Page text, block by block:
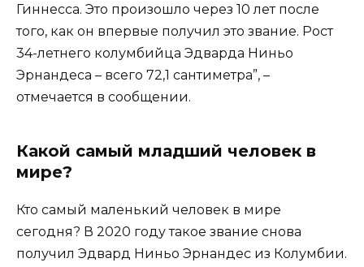
Гиннесса. Это произошло через 10 лет после
того, как он впервые получил это звание. Рост
34-летнего колумбийца Эдварда Ниньо
Эрнандеса – всего 72,1 сантиметра”, –
отмечается в сообщении.
Какой самый младший человек в
мире?
Кто самый маленький человек в мире
сегодня? В 2020 году такое звание снова
получил Эдвард Ниньо Эрнандес из Колумбии.